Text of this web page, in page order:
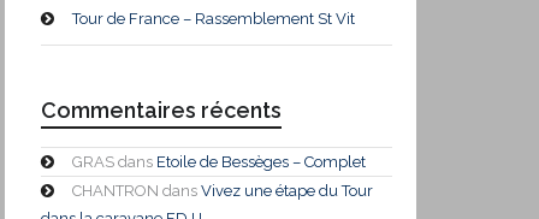
Tour de France – Rassemblement St Vit
Commentaires récents
GRAS dans Etoile de Bessèges – Complet
CHANTRON dans Vivez une étape du Tour